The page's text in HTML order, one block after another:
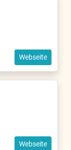
Webseite
Webseite